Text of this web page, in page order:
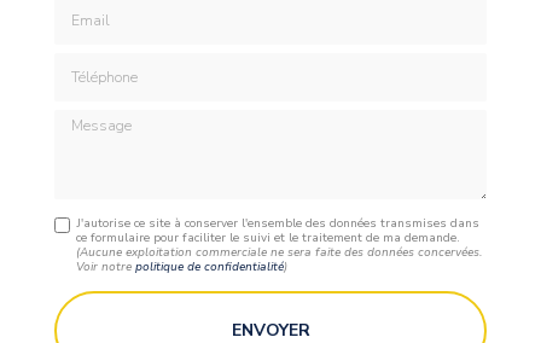
Message
J'autorise ce site à conserver l'ensemble des données transmises dans
ce formulaire pour faciliter le suivi et le traitement de ma demande.
(Aucune exploitation commerciale ne sera faite des données concervées.
Voir notrepolitique de confidentialité)